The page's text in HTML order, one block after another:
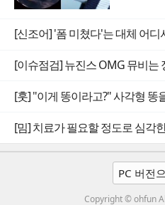
[신조어] '폼 미쳤다'는 대체 어디
[밈] 치료가 필요할 정도로 심각
PC 버전
Copyright © ohfun